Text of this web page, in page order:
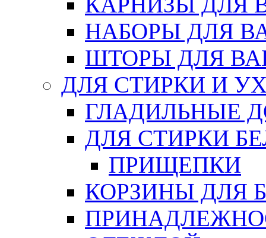
НАБОРЫ ДЛЯ
ШТОРЫ ДЛЯ
ДЛЯ СТИРКИ И
ГЛАДИЛЬНЫЕ
ДЛЯ СТИРКИ
ПРИЩЕПКИ
КОРЗИНЫ ДЛЯ